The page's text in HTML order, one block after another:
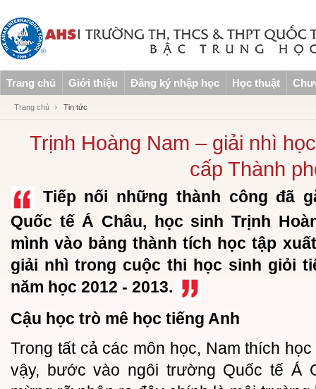
Trang chủ Giới thiệu Đăng ký nhập học Học thuật
Trang chủ Tin tức
Trịnh Hoàng Nam – giải nhì
cấp Thành
Tiếp nối những thành công đã
Quốc tế Á Châu, học sinh Trịnh
mình vào bảng thành tích học tập
giải nhì trong cuộc thi học sinh giỏi
năm học 2012 - 2013.
Cậu học trò mê học tiếng Anh
Trong tất cả các môn học, Nam thích
vậy, bước vào ngôi trường Quốc tế Á